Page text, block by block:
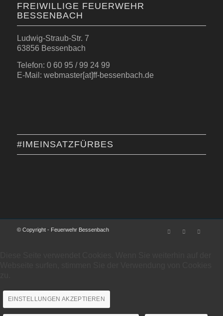
FREIWILLIGE FEUERWEHR
BESSENBACH
Ludwig-Straub-Str. 7
63856 Bessenbach
Telefon: 0 60 95 / 99 24 99
E-Mail: webmaster[at]ff-bessenbach.de
#IMEINSATZFÜRBES
© Copyright - Feuerwehr Bessenbach
EINSTELLUNGEN AKZEPTIEREN